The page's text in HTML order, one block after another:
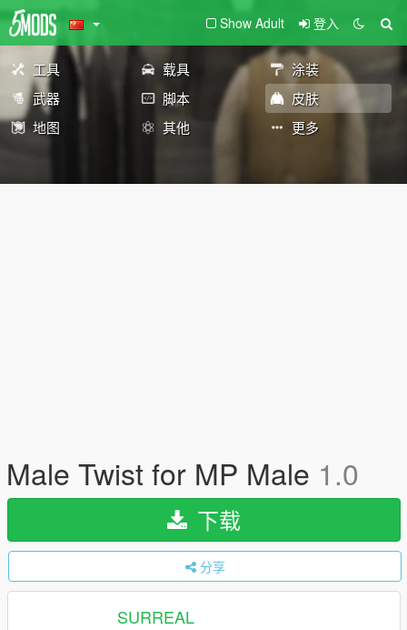
Show Adult 登入
工具 载具
涂装
武器
脚本
皮肤
地图
其他 更多
Male Twist for MP Male 1.0
下载
分享
SURREAL